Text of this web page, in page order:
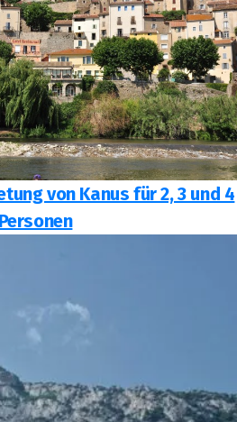
von Kanus für 2, 3 und 4
Personen